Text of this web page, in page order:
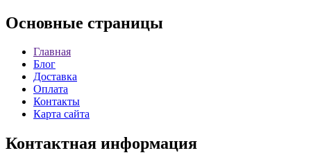
Основные страницы
Главная
Блог
Доставка
Оплата
Контакты
Карта сайта
Контактная информация